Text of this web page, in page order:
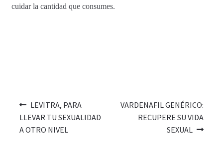
cuidar la cantidad que consumes.
LEVITRA, PARA
LLEVAR TU SEXUALIDAD
A OTRO NIVEL
VARDENAFIL GENÉRICO:
RECUPERE SU VIDA
SEXUAL